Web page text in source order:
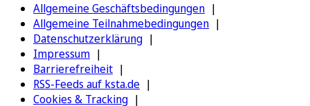
Allgemeine Geschäftsbedingungen
Allgemeine Teilnahmebedingungen
Datenschutzerklärung
Impressum
Barrierefreiheit
RSS-Feeds auf ksta.de
Cookies & Tracking